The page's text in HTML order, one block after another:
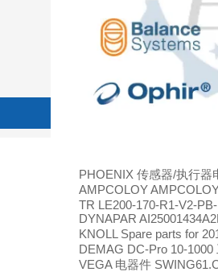
PHOENIX 传感器/执行器
AMPCOLOY
TR LE200-170-R1-V2-
DYNAPAR
KNOLL Spare parts for
DEMAG DC-Pro 10-1000
VEGA 电器件